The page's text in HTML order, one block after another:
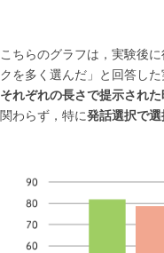
こちらのグラフは，実験後
クを多く選んだ」と回答し
それぞれの長さで提示され
関わらず，特に発話選択で